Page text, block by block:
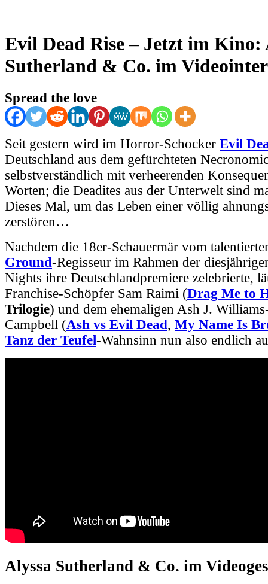
Evil Dead Rise – Jetzt im Kino:
Sutherland & Co. im
Spread the love
Seit gestern wird im Horror-Schocker Evil
Deutschland aus dem gefürchteten
selbstverständlich mit verheerenden
Worten; die Deadites aus der Unterwelt sind
Dieses Mal, um das Leben einer völlig
zerstören…
Nachdem die 18er-Schauermär vom
Ground-Regisseur im Rahmen der
Nights ihre Deutschlandpremiere zelebrierte,
Franchise-Schöpfer Sam Raimi (Drag Me to
Trilogie) und dem ehemaligen Ash J. Williams
Campbell (Ash vs Evil Dead, My Name Is
Tanz der Teufel-Wahnsinn nun also endlich
Alyssa Sutherland & Co. im